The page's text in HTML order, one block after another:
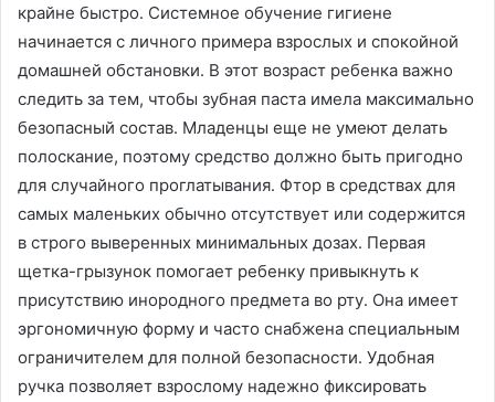
крайне быстро․ Системное обучение гигиене
начинается с личного примера взрослых и спокойной
домашней обстановки․ В этот возраст ребенка важно
следить за тем, чтобы зубная паста имела максимально
безопасный состав․ Младенцы еще не умеют делать
полоскание, поэтому средство должно быть пригодно
для случайного проглатывания․ Фтор в средствах для
самых маленьких обычно отсутствует или содержится
в строго выверенных минимальных дозах․ Первая
щетка-грызунок помогает ребенку привыкнуть к
присутствию инородного предмета во рту․ Она имеет
эргономичную форму и часто снабжена специальным
ограничителем для полной безопасности․ Удобная
ручка позволяет взрослому надежно фиксировать